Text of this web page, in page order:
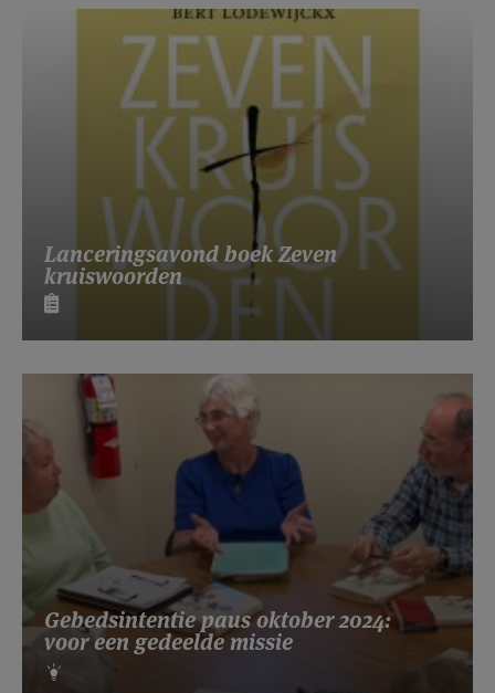
Lanceringsavond boek Zeven
kruiswoorden
Gebedsintentie paus oktober 2024:
voor een gedeelde missie